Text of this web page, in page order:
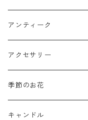
クリスマスリース
フラワーボックス
ミニフレーム
リングピロー
フラワーバスケット
アンティーク
花器
オブジェ
雑貨
アクセサリー
semeno
買付品
季節のお花
ミモザ
キャンドル